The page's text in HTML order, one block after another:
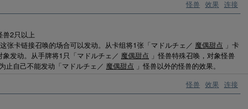
怪兽 效果 连接
兽2只以上
卡链接召唤的场合可以发动。从卡组将1张「マドルチェ／ 魔偶甜点 」卡
发动。从手牌将1只「マドルチェ／ 魔偶甜点 」怪兽特殊召唤，对象怪兽
止自己不能发动「マドルチェ／ 魔偶甜点 」怪兽以外的怪兽的效果。
怪兽 效果 连接